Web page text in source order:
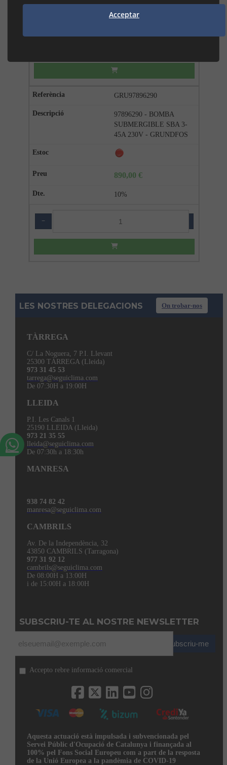
15%
GRU97896290
97896290 - BOMBA
SUBMERGIBLE SBA 3-
45A 230V - GRUNDFOS
890,00 €
10%
−
LES NOSTRES DELEGACIONS On trobar-nos
TÀRREGA
C/ La Noguera, 7 P.I. Llevant
25300 TÀRREGA (Lleida)
973 31 45 53
tarrega@seguiclima.com
De 07:30H a 19:00H
LLEIDA
P.I. Les Canals 1
25190 LLEIDA (Lleida)
973 21 35 55
lleida@seguiclima.com
De 07:30h a 18:30h
MANRESA
938 74 82 42
manresa@seguiclima.com
CAMBRILS
Av. De la Independència, 32
43850 CAMBRILS (Tarragona)
977 31 92 12
cambrils@seguiclima.com
De 08:00H a 13:00H
i de 15:00H a 18:00H
SUBSCRIU-TE AL NOSTRE NEWSLETTER
Subscriu-me
Accepto rebre informació comercial
Aquesta actuació està impulsada i subvencionada pel
Servei Públic d'Ocupació de Catalunya i finançada al
100% pel Fons Social Europeu com a part de la resposta
de la Unió Europea a la pandèmia de COVID-19
Acceptar